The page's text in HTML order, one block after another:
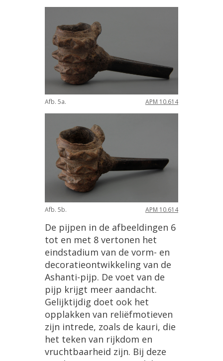
Afb. 5a. APM 10.614
Afb. 5b. APM 10.614
De pijpen in de afbeeldingen 6
tot en met 8 vertonen het
eindstadium van de vorm- en
decoratieontwikkeling van de
Ashanti-pijp. De voet van de
pijp krijgt meer aandacht.
Gelijktijdig doet ook het
opplakken van reliëfmotieven
zijn intrede, zoals de kauri, die
het teken van rijkdom en
vruchtbaarheid zijn. Bij deze